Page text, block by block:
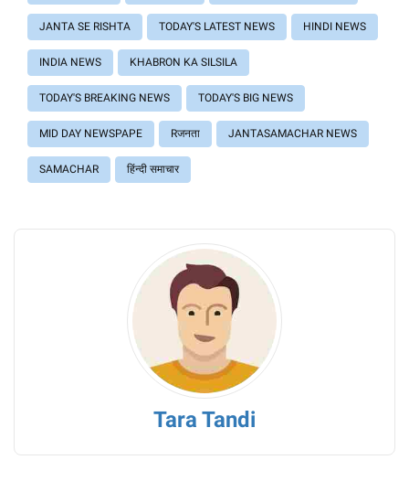
JANTA SE RISHTA TODAY'S LATEST NEWS HINDI NEWS
INDIA NEWS KHABRON KA SILSILA
TODAY'S BREAKING NEWS TODAY'S BIG NEWS
MID DAY NEWSPAPE Rजनता JANTASAMACHAR NEWS
SAMACHAR हिंन्दी समाचार
Tara Tandi